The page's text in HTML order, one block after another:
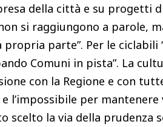
della città e su progetti
si raggiungono a parole,
parte”. Per le ciclabili
Comuni in pista”. La
con la Regione e con
per mantenere
scelto la via della prudenza